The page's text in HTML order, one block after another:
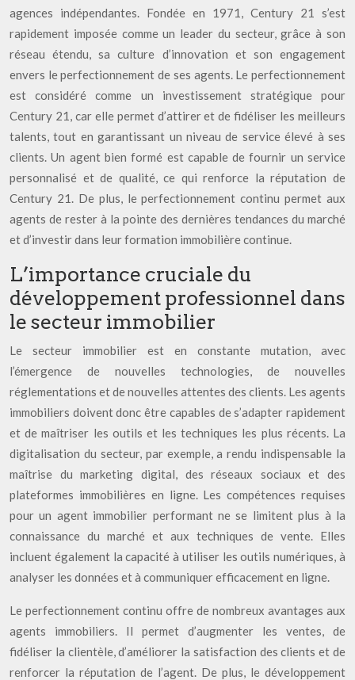
agences indépendantes. Fondée en 1971, Century 21 s’est
rapidement imposée comme un leader du secteur, grâce à son
réseau étendu, sa culture d’innovation et son engagement
envers le perfectionnement de ses agents. Le perfectionnement
est considéré comme un investissement stratégique pour
Century 21, car elle permet d’attirer et de fidéliser les meilleurs
talents, tout en garantissant un niveau de service élevé à ses
clients. Un agent bien formé est capable de fournir un service
personnalisé et de qualité, ce qui renforce la réputation de
Century 21. De plus, le perfectionnement continu permet aux
agents de rester à la pointe des dernières tendances du marché
et d’investir dans leur formation immobilière continue.
L’importance cruciale du
développement professionnel dans
le secteur immobilier
Le secteur immobilier est en constante mutation, avec
l’émergence de nouvelles technologies, de nouvelles
réglementations et de nouvelles attentes des clients. Les agents
immobiliers doivent donc être capables de s’adapter rapidement
et de maîtriser les outils et les techniques les plus récents. La
digitalisation du secteur, par exemple, a rendu indispensable la
maîtrise du marketing digital, des réseaux sociaux et des
plateformes immobilières en ligne. Les compétences requises
pour un agent immobilier performant ne se limitent plus à la
connaissance du marché et aux techniques de vente. Elles
incluent également la capacité à utiliser les outils numériques, à
analyser les données et à communiquer efficacement en ligne.
Le perfectionnement continu offre de nombreux avantages aux
agents immobiliers. Il permet d’augmenter les ventes, de
fidéliser la clientèle, d’améliorer la satisfaction des clients et de
renforcer la réputation de l’agent. De plus, le développement